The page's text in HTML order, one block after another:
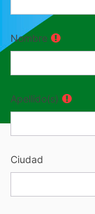
Nombre
Apellido(s)
Ciudad